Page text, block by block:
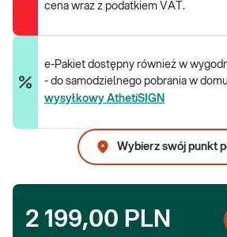
cena wraz z podatkiem VAT.
e-Pakiet dostępny również w
- do samodzielnego pobrania w
wysyłkowy AthetiSIGN
Wybierz swój punkt
2 199,00 PLN